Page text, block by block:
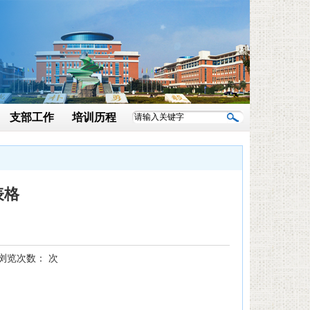
支部工作 培训历程
格
次数： 次